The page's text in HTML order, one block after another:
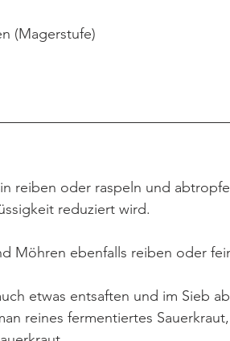
(Magerstufe)
reiben oder raspeln und
reduziert wird.
Möhren ebenfalls reiben oder
etwas entsaften und im Sieb
reines fermentiertes